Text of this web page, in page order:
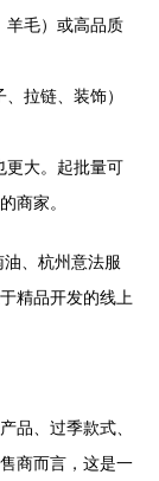
羊毛）或高品质
拉链、装饰）
更大。起批量可
商家。
、杭州意法服
精品开发的线上
品、过季款式、
商而言，这是一